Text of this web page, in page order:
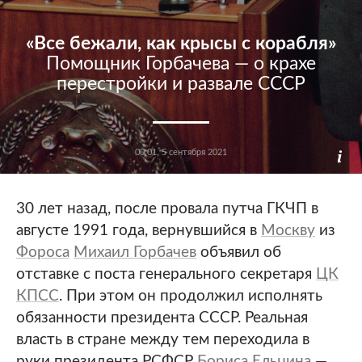
«Все бежали, как крысы с корабля»
Помощник Горбачева — о крахе
перестройки и развале СССР
00:01, 5 сентября 2021
30 лет назад, после провала путча ГКЧП в
августе 1991 года, вернувшийся в Москву из
Фороса Михаил Горбачев объявил об
отставке с поста генерального секретаря ЦК
КПСС. При этом он продолжил исполнять
обязанности президента СССР. Реальная
власть в стране между тем переходила в